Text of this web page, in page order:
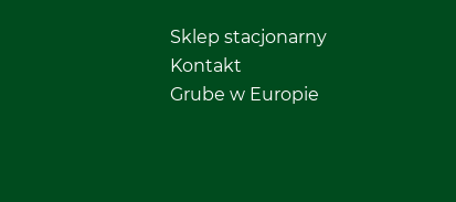
Sklep stacjonarny
Kontakt
Grube w Europie